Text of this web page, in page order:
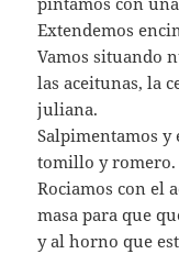
Extendemos
Vamos situando
las aceitunas, la
juliana.
Salpimentamos y
tomillo y romero.
Rociamos con el
masa para que
y al horno que